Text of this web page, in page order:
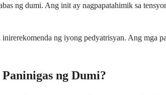
ng dumi. Ang init ay nagpapatahimik sa
ng iyong pedyatrisyan. Ang mga
ng Dumi?